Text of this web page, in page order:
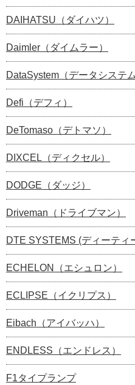
DAIHATSU（ダイハツ）
Daimler（ダイムラー）
DataSystem（データシステム
Defi（デフィ）
DeTomaso（デトマソ）
DIXCEL（ディクセル）
DODGE（ダッジ）
Driveman（ドライブマン）
DTE SYSTEMS (ディーティ
ECHELON（エシュロン）
ECLIPSE（イクリプス）
Eibach（アイバッハ）
ENDLESS（エンドレス）
F1タイプランプ